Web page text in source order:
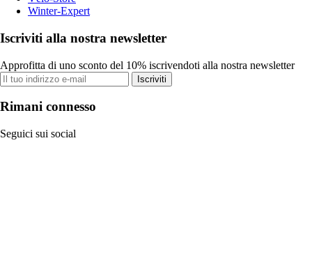
Winter-Expert
Iscriviti alla nostra newsletter
Approfitta di uno sconto del 10% iscrivendoti alla nostra newsletter
Iscriviti
Rimani connesso
Seguici sui social